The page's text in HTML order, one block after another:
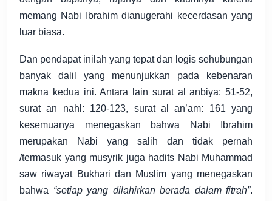
memang Nabi Ibrahim dianugerahi kecerdasan yang
luar biasa.
Dan pendapat inilah yang tepat dan logis sehubungan
banyak dalil yang menunjukkan pada kebenaran
makna kedua ini. Antara lain surat al anbiya: 51-52,
surat an nahl: 120-123, surat al an’am: 161 yang
kesemuanya menegaskan bahwa Nabi Ibrahim
merupakan Nabi yang salih dan tidak pernah
/termasuk yang musyrik juga hadits Nabi Muhammad
saw riwayat Bukhari dan Muslim yang menegaskan
bahwa “setiap yang dilahirkan berada dalam fitrah”.